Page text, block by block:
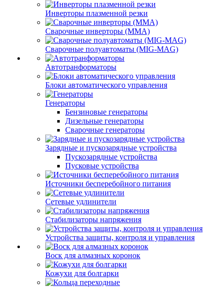
Инверторы плазменной резки
Сварочные инверторы (MMA)
Сварочные полуавтоматы (MIG-MAG)
Автотранформаторы
Блоки автоматического управления
Генераторы
Бензиновые генераторы
Дизельные генераторы
Сварочные генераторы
Зарядные и пускозарядные устройства
Пускозарядные устройства
Пусковые устройства
Источники бесперебойного питания
Сетевые удлинители
Стабилизаторы напряжения
Устройства защиты, контроля и управления
Воск для алмазных коронок
Кожухи для болгарки